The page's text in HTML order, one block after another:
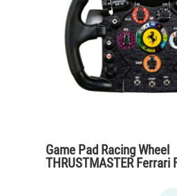
Game Pad Racing Wheel
THRUSTMASTER Ferrari